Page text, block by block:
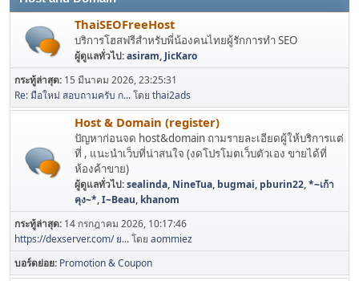
ThaiSEOFreeHost
บริการโฮสฟรีสำหรับพี่น้องคนไทยผู้รักการทำ SEO
ผู้ดูแลทั่วไป:asiram,JicKaro
กระทู้ล่าสุด: 15 มีนาคม 2026, 23:25:31
Re: มือใหม่ สอบถามครับ ก...โดย thai2ads
Host & Domain (register)
ปัญหาก่อนจด host&domain ถามรายละเอียดผู้ให้บริการแต่
ที่ , แนะนำเว็บที่น่าสนใจ (งดโปรโมตเว็บตัวเอง ขายได้ที่
ห้องค้าขาย)
ผู้ดูแลทั่วไป:sealinda, NineTua, bugmai, pburin22,*~เก้า
คุง~*,I~Beau, khanom
กระทู้ล่าสุด: 14 กรกฎาคม 2026, 10:17:46
https://dexserver.com/ ย...โดย aommiez
บอร์ดย่อย Promotion & Coupon